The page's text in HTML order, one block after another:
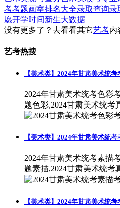
考考题画室排名大全录取查询录
愿开学时间新生大数据
没有更多了？去看看其它艺考内
艺考热搜
【美术类】2024年甘肃美术统
2024年甘肃美术统考色彩
题色彩,2024甘肃美术统考
【美术类】2024年甘肃美术统
2024年甘肃美术统考素描
题素描,2024甘肃美术统考
【美术类】2024年甘肃美术统